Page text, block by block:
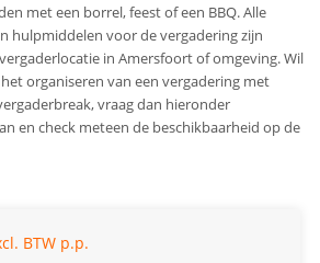
met een borrel, feest of een BBQ. Alle
hulpmiddelen voor de vergadering zijn
in Amersfoort of omgeving. Wil
organiseren van een vergadering met
vraag dan hieronder
en check meteen de beschikbaarheid op de
BTW p.p.